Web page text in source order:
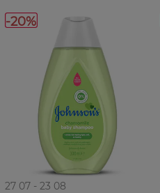
-20%
27 07 - 23 08